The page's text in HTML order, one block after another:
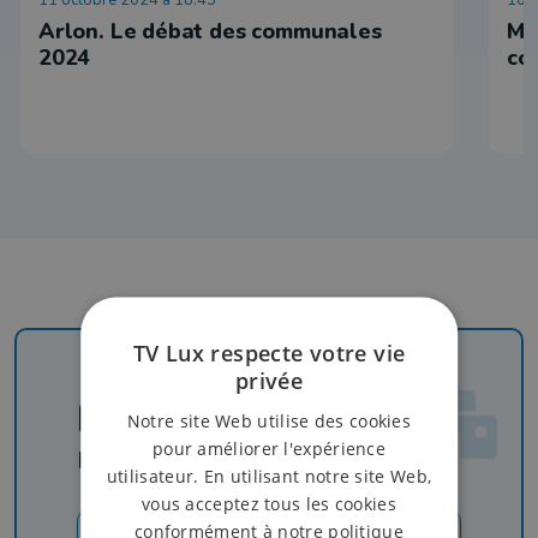
Arlon. Le débat des communales
2024
Newsletter
Rejoignez-nous
TV Lux respecte votre vie
privée
Notre site Web utilise des cookies
pour améliorer l'expérience
utilisateur. En utilisant notre site Web,
vous acceptez tous les cookies
conformément à notre politique